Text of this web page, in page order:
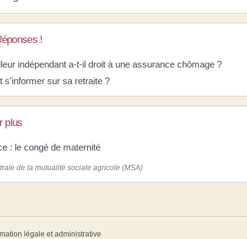
!
indépendant a-t-il droit à une assurance chômage ?
s'informer sur sa retraite ?
plus
: le congé de maternité
de la mutualité sociale agricole (MSA)
légale et administrative